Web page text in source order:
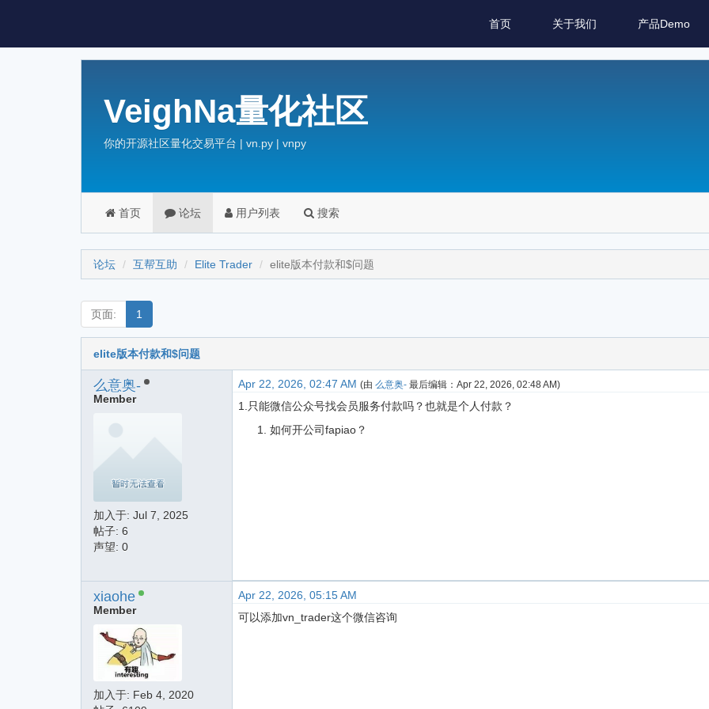
首页 关于我们 产品Demo
VeighNa量化社区
你的开源社区量化交易平台 | vn.py | vnpy
首页 论坛 用户列表 搜索
论坛 互帮互助 Elite Trader elite版本付款和$问题
页面: 1
elite版本付款和$问题
么意奥-
Member
加入于: Jul 7, 2025
帖子: 6
声望: 0
Apr 22, 2026, 02:47 AM (由 么意奥-最后编辑： Apr 22, 2026, 02:48 AM)
1.只能微信公众号找会员服务付款吗？也就是个人付款？
如何开公司fapiao？
xiaohe
Member
加入于: Feb 4, 2020
Apr 22, 2026, 05:15 AM
可以添加vn_trader这个微信咨询